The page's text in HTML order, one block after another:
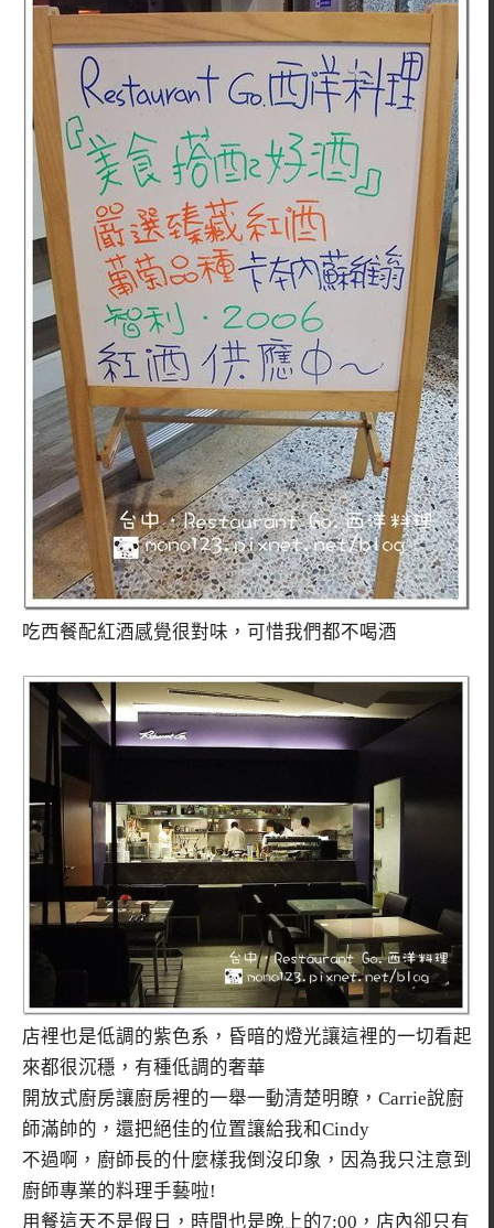
吃西餐配紅酒感覺很對味，可惜我們都不喝酒
店裡也是低調的紫色系，昏暗的燈光讓這裡的一切看起
來都很沉穩，有種低調的奢華
開放式廚房讓廚房裡的一舉一動清楚明瞭，Carrie說廚
師滿帥的，還把絕佳的位置讓給我和Cindy
不過啊，廚師長的什麼樣我倒沒印象，因為我只注意到
廚師專業的料理手藝啦!
用餐這天不是假日，時間也是晚上的7:00，店內卻只有